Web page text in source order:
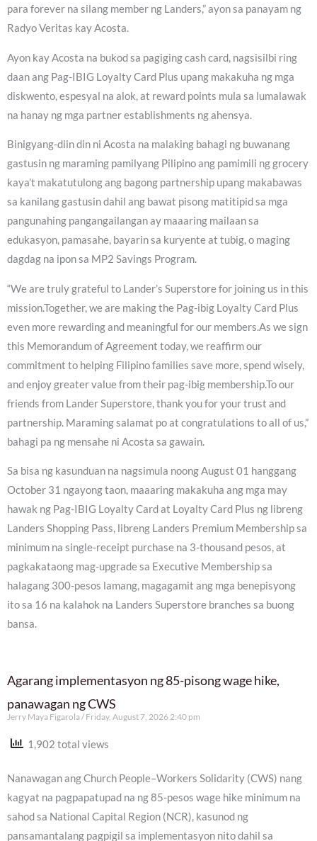
para forever na silang member ng Landers,” ayon sa panayam ng
Radyo Veritas kay Acosta.
Ayon kay Acosta na bukod sa pagiging cash card, nagsisilbi ring
daan ang Pag-IBIG Loyalty Card Plus upang makakuha ng mga
diskwento, espesyal na alok, at reward points mula sa lumalawak
na hanay ng mga partner establishments ng ahensya.
Binigyang-diin din ni Acosta na malaking bahagi ng buwanang
gastusin ng maraming pamilyang Pilipino ang pamimili ng grocery
kaya’t makatutulong ang bagong partnership upang makabawas
sa kanilang gastusin dahil ang bawat pisong matitipid sa mga
pangunahing pangangailangan ay maaaring mailaan sa
edukasyon, pamasahe, bayarin sa kuryente at tubig, o maging
dagdag na ipon sa MP2 Savings Program.
“We are truly grateful to Lander’s Superstore for joining us in this
mission.Together, we are making the Pag-ibig Loyalty Card Plus
even more rewarding and meaningful for our members.As we sign
this Memorandum of Agreement today, we reaffirm our
commitment to helping Filipino families save more, spend wisely,
and enjoy greater value from their pag-ibig membership.To our
friends from Lander Superstore, thank you for your trust and
partnership. Maraming salamat po at congratulations to all of us,”
bahagi pa ng mensahe ni Acosta sa gawain.
Sa bisa ng kasunduan na nagsimula noong August 01 hanggang
October 31 ngayong taon, maaaring makakuha ang mga may
hawak ng Pag-IBIG Loyalty Card at Loyalty Card Plus ng libreng
Landers Shopping Pass, libreng Landers Premium Membership sa
minimum na single-receipt purchase na 3-thousand pesos, at
pagkakataong mag-upgrade sa Executive Membership sa
halagang 300-pesos lamang, magagamit ang mga benepisyong
ito sa 16 na kalahok na Landers Superstore branches sa buong
bansa.
Agarang implementasyon ng 85-pisong wage hike,
panawagan ng CWS
Jerry Maya Figarola Friday, August 7, 2026 2:40 pm
1,902 total views
Nanawagan ang Church People–Workers Solidarity (CWS) nang
kagyat na pagpapatupad na ng 85-pesos wage hike minimum na
sahod sa National Capital Region (NCR), kasunod ng
pansamantalang pagpigil sa implementasyon nito dahil sa